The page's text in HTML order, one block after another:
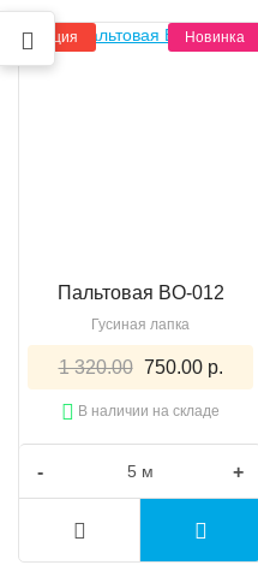
Акция Новинка
Пальтовая BO-012
Гусиная лапка
1 320.00 750.00 р.
В наличии на складе
- +